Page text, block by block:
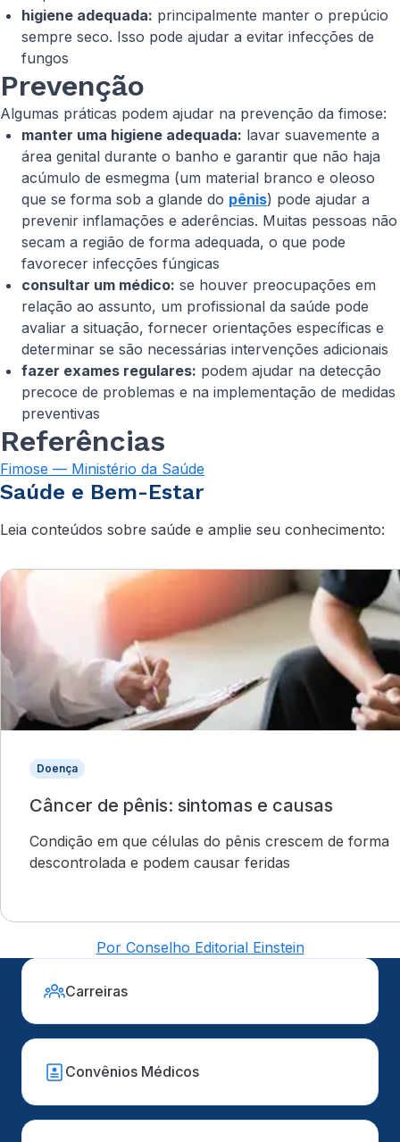
higiene adequada: principalmente manter o prepúcio
sempre seco. Isso pode ajudar a evitar infecções de
fungos
Prevenção
Algumas práticas podem ajudar na prevenção da fimose:
manter uma higiene adequada: lavar suavemente a
área genital durante o banho e garantir que não haja
acúmulo de esmegma (um material branco e oleoso
que se forma sob a glande do pênis) pode ajudar a
prevenir inflamações e aderências. Muitas pessoas não
secam a região de forma adequada, o que pode
favorecer infecções fúngicas
consultar um médico: se houver preocupações em
relação ao assunto, um profissional da saúde pode
avaliar a situação, fornecer orientações específicas e
determinar se são necessárias intervenções adicionais
fazer exames regulares: podem ajudar na detecção
precoce de problemas e na implementação de medidas
preventivas
Referências
Fimose — Ministério da Saúde
Saúde e Bem-Estar
Leia conteúdos sobre saúde e amplie seu conhecimento:
Doença
Câncer de pênis: sintomas e causas
Condição em que células do pênis crescem de forma
descontrolada e podem causar feridas
Por Conselho Editorial Einstein
Carreiras
Convênios Médicos